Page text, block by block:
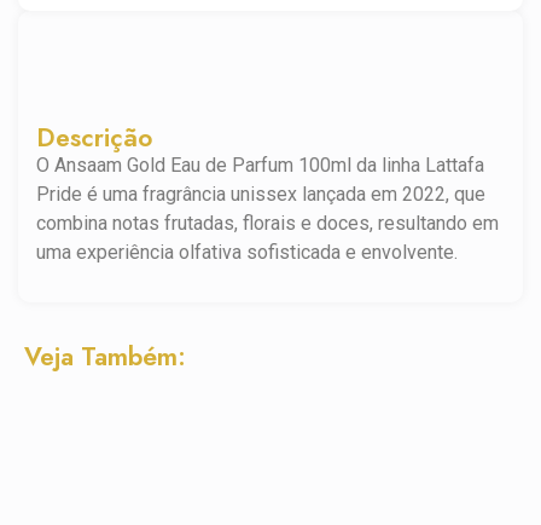
Descrição
O Ansaam Gold Eau de Parfum 100ml da linha Lattafa
Pride é uma fragrância unissex lançada em 2022, que
combina notas frutadas, florais e doces, resultando em
uma experiência olfativa sofisticada e envolvente.
Veja Também: